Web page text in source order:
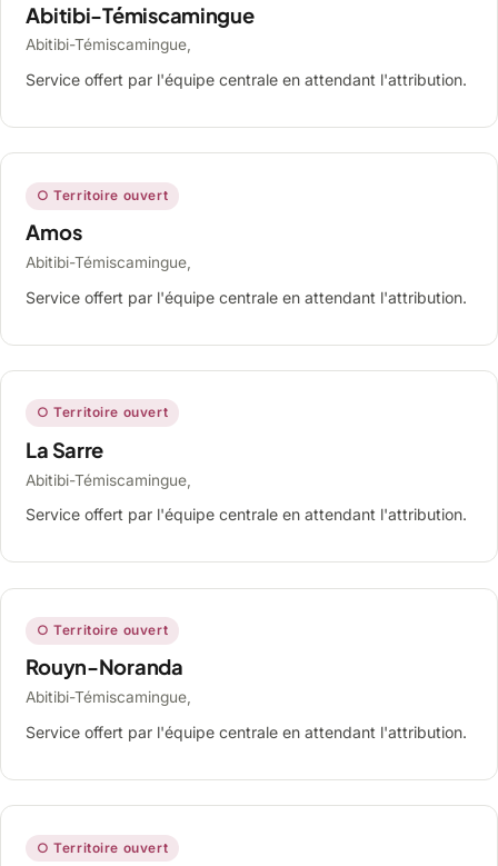
Abitibi-Témiscamingue
Abitibi-Témiscamingue,
Service offert par l'équipe centrale en attendant l'attribution.
○ Territoire ouvert
Amos
Abitibi-Témiscamingue,
Service offert par l'équipe centrale en attendant l'attribution.
○ Territoire ouvert
La Sarre
Abitibi-Témiscamingue,
Service offert par l'équipe centrale en attendant l'attribution.
○ Territoire ouvert
Rouyn-Noranda
Abitibi-Témiscamingue,
Service offert par l'équipe centrale en attendant l'attribution.
○ Territoire ouvert